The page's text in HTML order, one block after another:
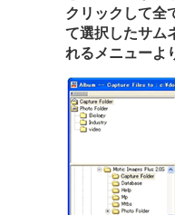
クリックして全
て選択したサム
れるメニューよ